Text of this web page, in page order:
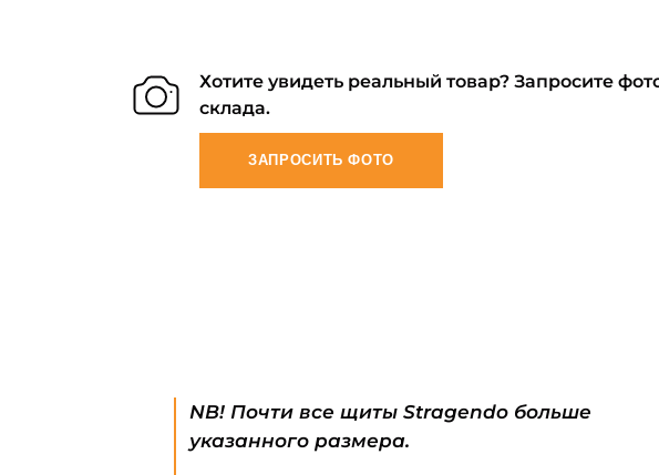
Хотите увидеть реальный товар? Запросите
склада.
ЗАПРОСИТЬ ФОТО
NB! Почти все щиты Stragendo больше
указанного размера.